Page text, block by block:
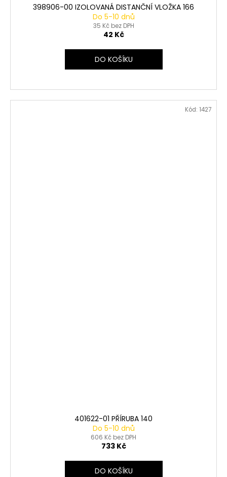
398906-00 IZOLOVANÁ DISTANČNÍ VLOŽKA 166
Do 5-10 dnů
35 Kč bez DPH
42 Kč
DO KOŠÍKU
401622-01 PŘÍRUBA 140
Do 5-10 dnů
606 Kč bez DPH
733 Kč
DO KOŠÍKU
Kód: 1427